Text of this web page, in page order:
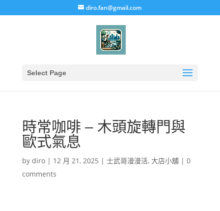
diro.fan@gmail.com
Select Page
時常咖啡 – 木頭旋轉門與
歐式氣息
by diro| 12 月 21, 2025 | 士武哥漫漫活, 大店小舖| 0
comments